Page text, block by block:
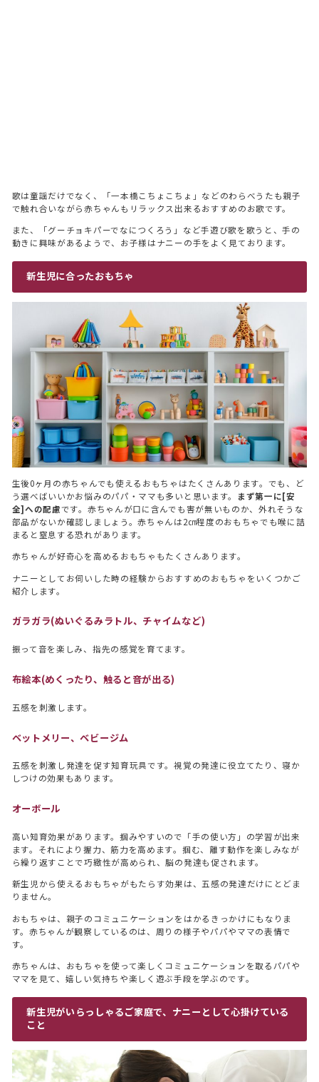
トップ
ナニーサービス
SERVICE
歌は童謡だけでなく、「一本橋こちょこちょ」などのわらべうたも親子
で触れ合いながら赤ちゃんもリラックス出来るおすすめのお歌です。
また、「グーチョキパーでなにつくろう」など手遊び歌を歌うと、手の
動きに興味があるようで、お子様はナニーの手をよく見ております。
新生児に合ったおもちゃ
生後0ヶ月の赤ちゃんでも使えるおもちゃはたくさんあります。でも、ど
う選べばいいかお悩みのパパ・ママも多いと思います。
まず第一に[安
全]への配慮です。赤ちゃんが口に含んでも害が無いものか、外れそうな
部品がないか確認しましょう。赤ちゃんは2㎝程度のおもちゃでも喉に詰
まると窒息する恐れがあります。
赤ちゃんが好奇心を高めるおもちゃもたくさんあります。
ナニーとしてお伺いした時の経験からおすすめのおもちゃをいくつかご
紹介します。
ガラガラ(ぬいぐるみラトル、チャイムなど)
振って音を楽しみ、指先の感覚を育てます。
布絵本(めくったり、触ると音が出る)
五感を刺激します。
ベットメリー、ベビージム
五感を刺激し発達を促す知育玩具です。視覚の発達に役立てたり、寝か
しつけの効果もあります。
オーボール
高い知育効果があります。掴みやすいので「手の使い方」の学習が出来
ます。それにより握力、筋力を高めます。掴む、離す動作を楽しみなが
ら繰り返すことで巧緻性が高められ、脳の発達も促されます。
新生児から使えるおもちゃがもたらす効果は、五感の発達だけにとどま
りません。
おもちゃは、親子のコミュニケーションをはかるきっかけにもなりま
す。赤ちゃんが観察しているのは、周りの様子やパパやママの表情で
す。
赤ちゃんは、おもちゃを使って楽しくコミュニケーションを取るパパや
ママを見て、嬉しい気持ちや楽しく遊ぶ手段を学ぶのです。
新生児がいらっしゃるご家庭で、ナニーとして心掛けている
こと